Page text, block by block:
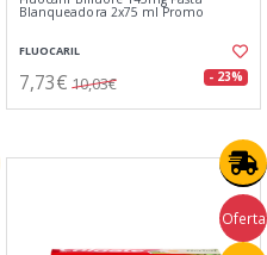
Blanqueadora 2x75 ml Promo
FLUOCARIL
7,73€ 10,03€ - 23%
Oferta